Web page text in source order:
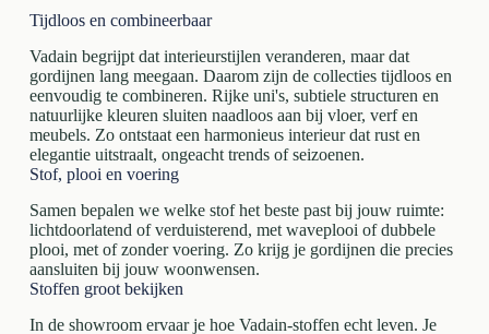
Tijdloos en combineerbaar
Vadain begrijpt dat interieurstijlen veranderen, maar dat
gordijnen lang meegaan. Daarom zijn de collecties tijdloos en
eenvoudig te combineren. Rijke uni's, subtiele structuren en
natuurlijke kleuren sluiten naadloos aan bij vloer, verf en
meubels. Zo ontstaat een harmonieus interieur dat rust en
elegantie uitstraalt, ongeacht trends of seizoenen.
Stof, plooi en voering
Samen bepalen we welke stof het beste past bij jouw ruimte:
lichtdoorlatend of verduisterend, met waveplooi of dubbele
plooi, met of zonder voering. Zo krijg je gordijnen die precies
aansluiten bij jouw woonwensen.
Stoffen groot bekijken
In de showroom ervaar je hoe Vadain-stoffen echt leven. Je